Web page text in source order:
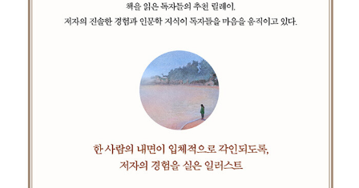
가족과 친구도 부러진 다리를 일으키고 꺾었던 날개를 힘차게 펼칠
“이상적인 인간이 있다. 그런 이는 보통 숨겨져 있다. 극한의 상황이
찾아왔을 때, 타인의 시선 때문에 허세를 부리던 사람들마저도 지쳤
을 때, 누가 진짜 이상적인 인간이었는지가 밝혀진다. 그는 상황을 핑
계 삼지 않고, 부조리에 불평하지 않으며, 자기 삶의 임무를 소홀히 하
지 않는다. 말이 아니라 실천하는 이상적인 인간. 자기 삶의 입법자.